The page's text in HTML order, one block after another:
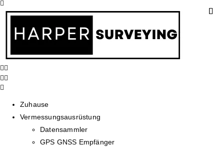
Zuhause
Vermessungsausrüstung
Datensammler
GPS GNSS Empfänger